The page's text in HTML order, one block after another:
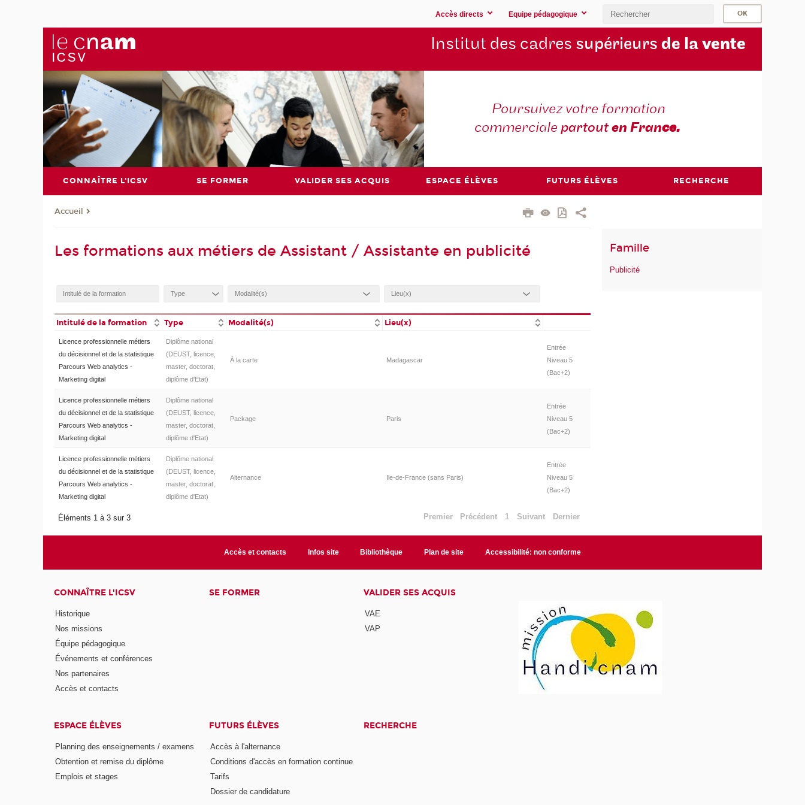
Accès directs Equipe pédagogique
Institut des cadres supérieurs de lavente
Poursuivez votre formation
commercialepartouten France.
CONNAÎTRE L'ICSV SE FORMER VALIDER SES ACQUIS ESPACE ÉLÈVES FUTURS ÉLÈVES RECHERCHE
Accueil
Les formations aux métiers de Assistant / Assistante en publicité
Intitulé de la formation Type Modalité(s) Lieu(x)
Licence professionnelle métiers
du décisionnel et de la statistique
Parcours Web analytics -
Marketing digital
Diplôme national
(DEUST, licence,
master, doctorat,
diplôme d'Etat)
À la carte Madagascar
Entrée
Niveau 5
(Bac+2)
Licence professionnelle métiers
du décisionnel et de la statistique
Parcours Web analytics -
Marketing digital
Diplôme national
(DEUST, licence,
master, doctorat,
diplôme d'Etat)
Package Paris
Entrée
Niveau 5
(Bac+2)
Licence professionnelle métiers
du décisionnel et de la statistique
Parcours Web analytics -
Marketing digital
Diplôme national
(DEUST, licence,
master, doctorat,
diplôme d'Etat)
Alternance Ile-de-France (sans Paris)
Entrée
Niveau 5
(Bac+2)
Éléments 1 à 3 sur 3 Premier Précédent 1 Suivant Dernier
Famille
Publicité
Accès et contacts Infos site Bibliothèque Plan de site Accessibilité: non conforme
CONNAÎTRE L'ICSV
Historique
Nos missions
Équipe pédagogique
Événements et conférences
Nos partenaires
Accès et contacts
SE FORMER VALIDER SES ACQUIS
VAE
VAP
ESPACE ÉLÈVES
Planning des enseignements / examens
Obtention et remise du diplôme
Emplois et stages
FUTURS ÉLÈVES
Accès à l'alternance
Conditions d'accès en formation continue
Tarifs
Dossier de candidature
RECHERCHE